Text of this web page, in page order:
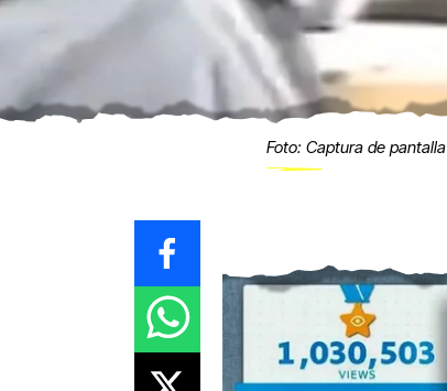
Foto: Captura de pantalla